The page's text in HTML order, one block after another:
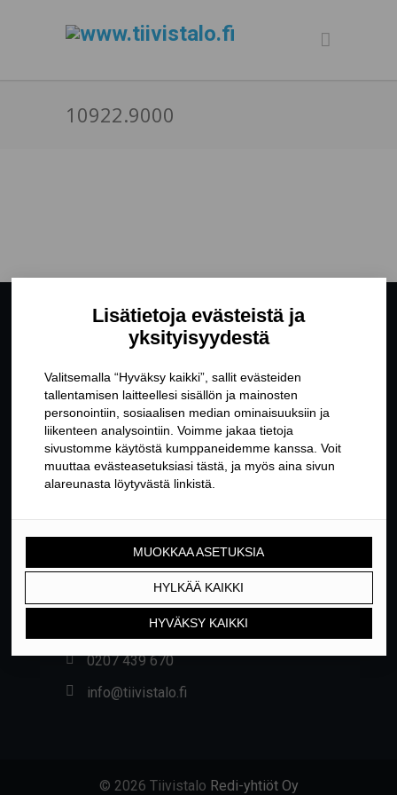
10922.9000
YHTEYSTIEDOT
Yrittäjäntie 24, 01800 KLAUKKALA
0207 439 670
info@tiivistalo.fi
© 2026 Tiivistalo Redi-yhtiöt Oy